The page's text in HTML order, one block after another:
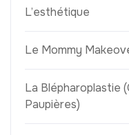
L’esthétique
Le Mommy
La Blépharoplastie
Paupières)